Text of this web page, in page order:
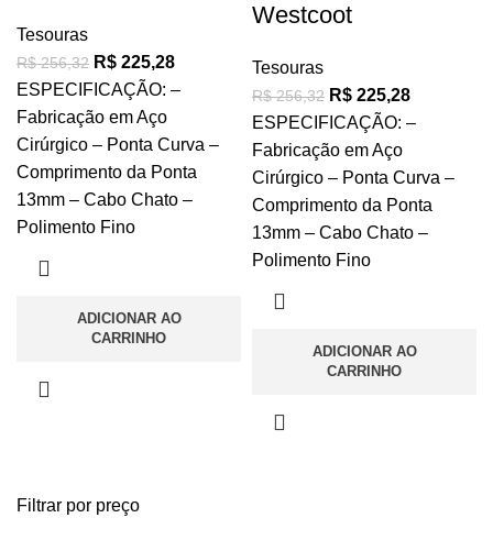
Filtrar por preço
Tesouras
R$256,32 R$ 225,28
ESPECIFICAÇÃO: –
Fabricação em Aço
Cirúrgico – Ponta Curva –
Comprimento da Ponta
13mm – Cabo Chato –
Polimento Fino
ADICIONAR AO
CARRINHO
Westcoot
Tesouras
R$256,32 R$ 225,28
ESPECIFICAÇÃO: –
Fabricação em Aço
Cirúrgico – Ponta Curva –
Comprimento da Ponta
13mm – Cabo Chato –
Polimento Fino
ADICIONAR AO
CARRINHO